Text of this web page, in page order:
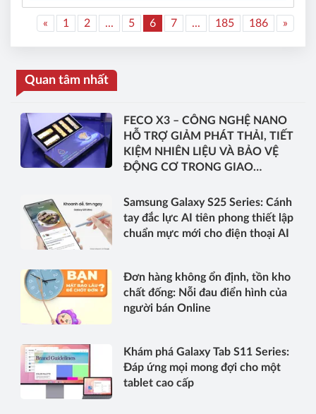
« 1 2 ... 5 6 7 ... 185 186 »
Quan tâm nhất
FECO X3 – CÔNG NGHỆ NANO
HỖ TRỢ GIẢM PHÁT THẢI, TIẾT
KIỆM NHIÊN LIỆU VÀ BẢO VỆ
ĐỘNG CƠ TRONG GIAO
Samsung Galaxy S25 Series: Cánh
tay đắc lực AI tiên phong thiết lập
chuẩn mực mới cho điện thoại AI
Đơn hàng không ổn định, tồn kho
chất đống: Nỗi đau điển hình của
người bán Online
Khám phá Galaxy Tab S11 Series:
Đáp ứng mọi mong đợi cho một
tablet cao cấp